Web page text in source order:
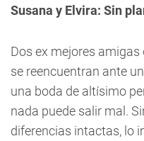
Susana y Elvira: Sin
Dos ex mejores
se reencuentran ante
una boda de altísimo
nada puede salir mal.
diferencias intactas, lo